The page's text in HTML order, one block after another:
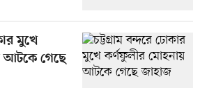
মুখে
আটকে গেছে